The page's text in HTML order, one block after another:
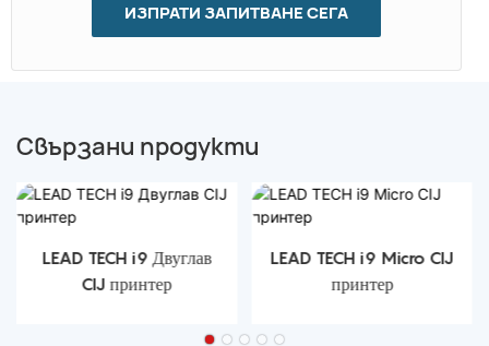
ИЗПРАТИ ЗАПИТВАНЕ СЕГА
Свързани продукти
LEAD TECH i9 Двуглав
CIJ принтер
LEAD TECH i9 Micro CIJ
принтер